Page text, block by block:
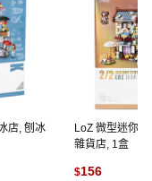
店, 刨冰
LoZ 微型迷你
雜貨店, 1盒
$156